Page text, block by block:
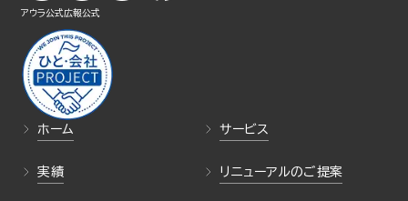
ホーム サービス
実績 リニューアルのご提案
アウラ公式 広報公式